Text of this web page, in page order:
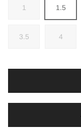
1 1.5
3.5 4